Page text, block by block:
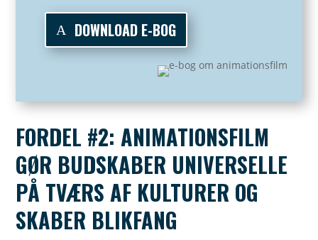
DOWNLOAD E-BOG
FORDEL #2: ANIMATIONSFILM
GØR BUDSKABER UNIVERSELLE
PÅ TVÆRS AF KULTURER OG
SKABER BLIKFANG